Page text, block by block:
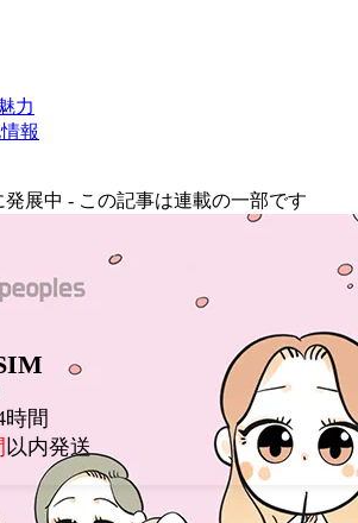
時間
以内発送
力
報
発展中 - この記事は連載の一部です